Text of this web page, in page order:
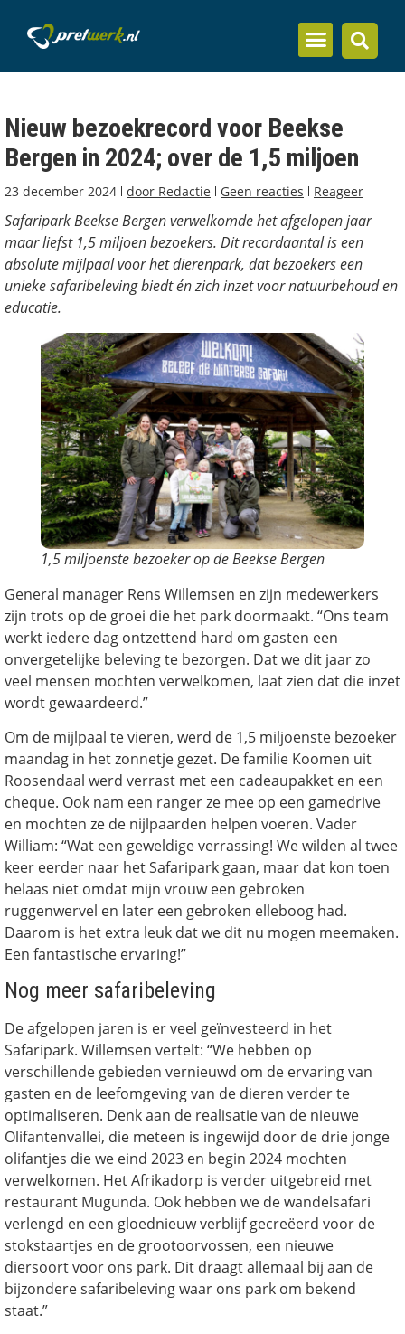
Nieuw bezoekrecord voor Beekse
Bergen in 2024; over de 1,5 miljoen
23 december 2024 door Redactie Geen reacties Reageer
Safaripark Beekse Bergen verwelkomde het afgelopen jaar
maar liefst 1,5 miljoen bezoekers. Dit recordaantal is een
absolute mijlpaal voor het dierenpark, dat bezoekers een
unieke safaribeleving biedt én zich inzet voor natuurbehoud en
educatie.
1,5 miljoenste bezoeker op de Beekse Bergen
General manager Rens Willemsen en zijn medewerkers
zijn trots op de groei die het park doormaakt. “Ons team
werkt iedere dag ontzettend hard om gasten een
onvergetelijke beleving te bezorgen. Dat we dit jaar zo
veel mensen mochten verwelkomen, laat zien dat die inzet
wordt gewaardeerd.”
Om de mijlpaal te vieren, werd de 1,5 miljoenste bezoeker
maandag in het zonnetje gezet. De familie Koomen uit
Roosendaal werd verrast met een cadeaupakket en een
cheque. Ook nam een ranger ze mee op een gamedrive
en mochten ze de nijlpaarden helpen voeren. Vader
William: “Wat een geweldige verrassing! We wilden al twee
keer eerder naar het Safaripark gaan, maar dat kon toen
helaas niet omdat mijn vrouw een gebroken
ruggenwervel en later een gebroken elleboog had.
Daarom is het extra leuk dat we dit nu mogen meemaken.
Een fantastische ervaring!”
Nog meer safaribeleving
De afgelopen jaren is er veel geïnvesteerd in het
Safaripark. Willemsen vertelt: “We hebben op
verschillende gebieden vernieuwd om de ervaring van
gasten en de leefomgeving van de dieren verder te
optimaliseren. Denk aan de realisatie van de nieuwe
Olifantenvallei, die meteen is ingewijd door de drie jonge
olifantjes die we eind 2023 en begin 2024 mochten
verwelkomen. Het Afrikadorp is verder uitgebreid met
restaurant Mugunda. Ook hebben we de wandelsafari
verlengd en een gloednieuw verblijf gecreëerd voor de
stokstaartjes en de grootoorvossen, een nieuwe
diersoort voor ons park. Dit draagt allemaal bij aan de
bijzondere safaribeleving waar ons park om bekend
staat.”